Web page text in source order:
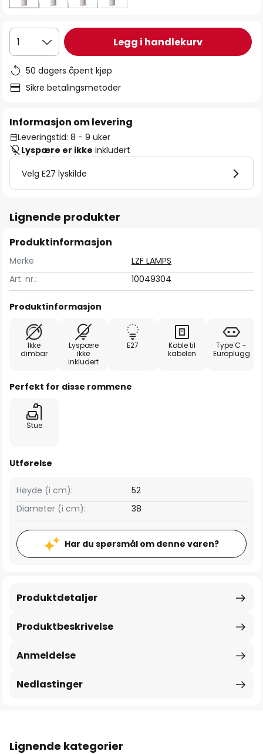
1 Legg i handlekurv
50 dagers åpent kjøp
Sikre betalingsmetoder
Informasjon om levering
Leveringstid: 8 - 9 uker
Lyspære er ikke inkludert
Velg E27 lyskilde
Lignende produkter
Produktinformasjon
Merke
LZF LAMPS
Art. nr.:
10049304
Produktinformasjon
Ikke
dimbar
Lyspære
ikke
inkludert
E27
Koble til
kabelen
Type C -
Europlugg
Perfekt for disse rommene
Stue
Utførelse
Høyde (i cm):
52
Diameter (i cm):
38
Har du spørsmål om denne varen?
Produktbeskrivelse
Produktdetaljer
Anmeldelse
Nedlastinger
Lignende kategorier